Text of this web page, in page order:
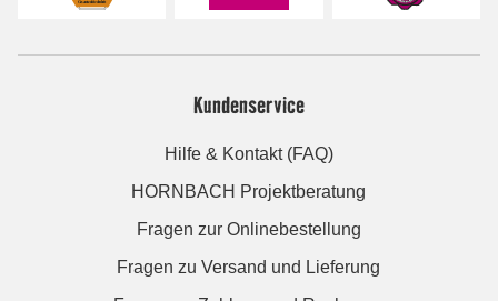
Kundenservice
Hilfe & Kontakt (FAQ)
HORNBACH Projektberatung
Fragen zur Onlinebestellung
Fragen zu Versand und Lieferung